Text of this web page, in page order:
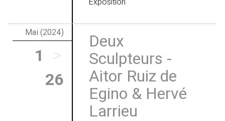
Mai (2024)
1
>
26
Deux
Sculpteurs -
Aitor Ruiz de
Egino & Hervé
Larrieu